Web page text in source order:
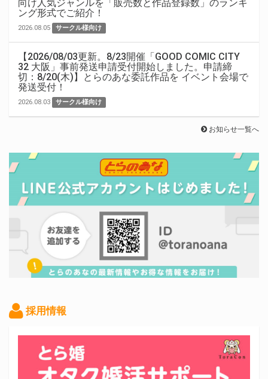
向け人気ジャンルを「販売数と作品登録数」のランキ
ング形式でご紹介！
2026.08.05 サークル様向け
【2026/08/03更新。8/23開催「GOOD COMIC CITY
32 大阪」事前発送申請受付開始しました。申請締
切：8/20(木)】とらのあな委託作品を イベント会場で
発送受付！
2026.08.03 サークル様向け
お知らせ一覧へ
採用情報